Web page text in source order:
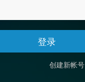
创建新帐号
登录